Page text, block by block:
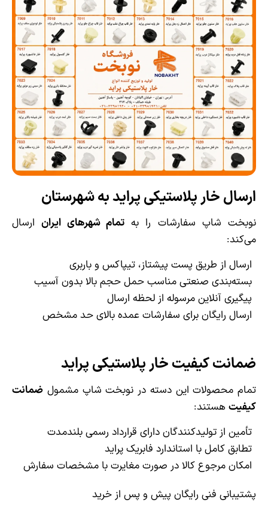
ارسال خار پلاستیکی پراید به شهرستان
نوبخت شاپ سفارشات را بهتمام شهرهای ایرانارسال
می‌کند:
ارسال از طریق پست پیشتاز، تیپاکس و باربری
بسته‌بندی صنعتی مناسب حمل حجم بالا بدون آسیب
پیگیری آنلاین مرسوله از لحظه ارسال
ارسال رایگان برای سفارشات عمده بالای حد مشخص
ضمانت کیفیت خار پلاستیکی پراید
تمام محصولات این دسته در نوبخت شاپ مشمول ضمانت
کیفیتهستند:
تأمین از تولیدکنندگان دارای قرارداد رسمی بلندمدت
تطابق کامل با استاندارد فابریک پراید
امکان مرجوع کالا در صورت مغایرت با مشخصات سفارش
پشتیبانی فنی رایگان پیش و پس از خرید